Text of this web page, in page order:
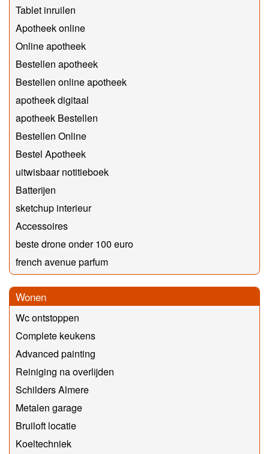
Tablet inruilen
Apotheek online
Online apotheek
Bestellen apotheek
Bestellen online apotheek
apotheek digitaal
apotheek Bestellen
Bestellen Online
Bestel Apotheek
uitwisbaar notitieboek
Batterijen
sketchup interieur
Accessoires
beste drone onder 100 euro
french avenue parfum
Wonen
Wc ontstoppen
Complete keukens
Advanced painting
Reiniging na overlijden
Schilders Almere
Metalen garage
Bruiloft locatie
Koeltechniek